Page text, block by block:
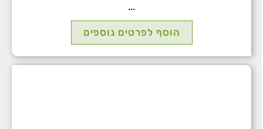
...
הוסף לפרטים נוספים